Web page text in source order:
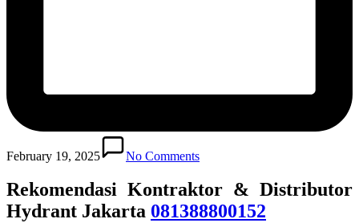
February 19, 2025 No Comments
Rekomendasi Kontraktor & Distributor
Hydrant Jakarta 081388800152